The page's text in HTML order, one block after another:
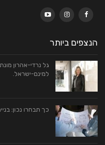
הנצפים ביותר
גל נרדי-אהרון
למינם-ישראל.
כך תבחרו נכון: